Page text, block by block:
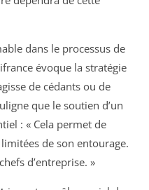
dans le processus de
évoque la stratégie
de cédants ou de
que le soutien d’un
: « Cela permet de
de son entourage.
d’entreprise. »